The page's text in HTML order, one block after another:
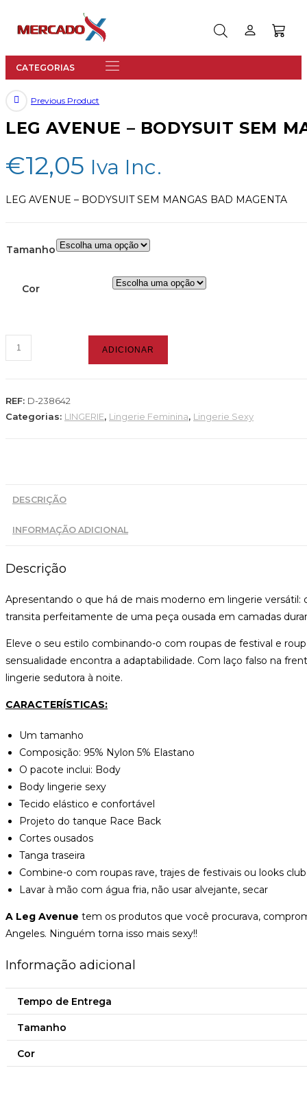
Previous Product
LEG AVENUE – BODYSUIT SEM
€12,05 Iva Inc.
LEG AVENUE – BODYSUIT SEM MANGAS BAD MAGENTA
Tamanho
Cor
ADICIONAR
REF: D-238642
Categorias: LINGERIE, Lingerie Feminina, Lingerie Sexy
DESCRIÇÃO
INFORMAÇÃO ADICIONAL
Descrição
Apresentando o que há de mais moderno em lingerie
transita perfeitamente de uma peça ousada em camadas
Eleve o seu estilo combinando-o com roupas de festival e
sensualidade encontra a adaptabilidade. Com laço falso na
lingerie sedutora à noite.
CARACTERÍSTICAS:
Um tamanho
Composição: 95% Nylon 5% Elastano
O pacote inclui: Body
Body lingerie sexy
Tecido elástico e confortável
Projeto do tanque Race Back
Cortes ousados
Tanga traseira
Combine-o com roupas rave, trajes de festivais ou looks
Lavar à mão com água fria, não usar alvejante, secar
A Leg Avenue tem os produtos que você procurava,
Angeles. Ninguém torna isso mais sexy!!
Informação adicional
Tempo de Entrega
Tamanho
Cor